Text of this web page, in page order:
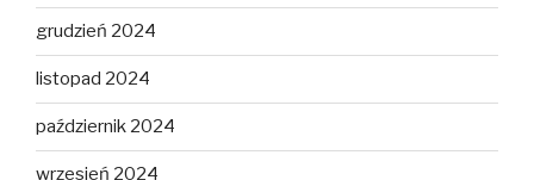
grudzień 2024
listopad 2024
październik 2024
wrzesień 2024